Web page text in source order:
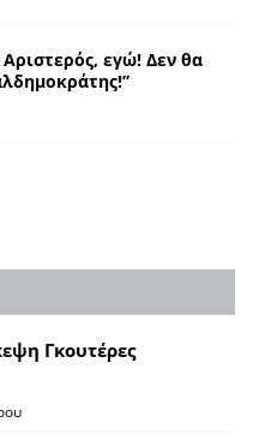
εγώ! Δεν θα
Γκουτέρες